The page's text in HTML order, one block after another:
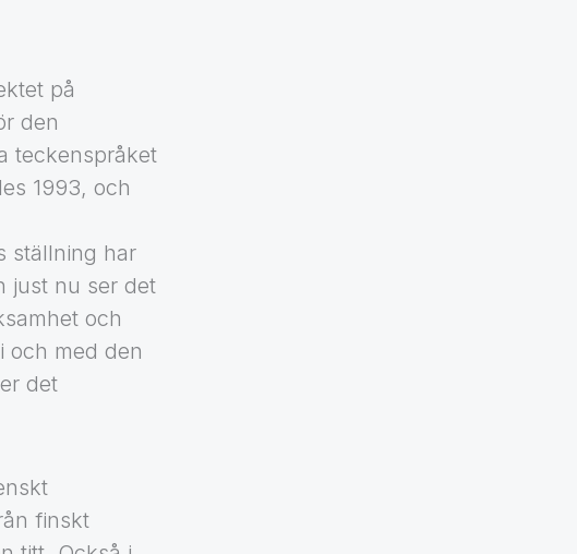
på
den
teckenspråket
1993, och
ställning har
just nu ser det
och
och med den
det
finskt